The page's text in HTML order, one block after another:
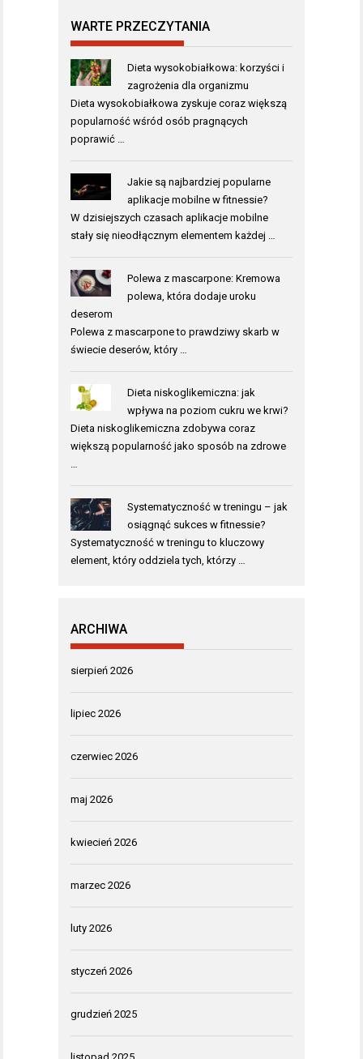
WARTE PRZECZYTANIA
Dieta wysokobiałkowa: korzyści i
zagrożenia dla organizmu
Dieta wysokobiałkowa zyskuje coraz większą
popularność wśród osób pragnących
poprawić …
Jakie są najbardziej popularne
aplikacje mobilne w fitnessie?
W dzisiejszych czasach aplikacje mobilne
stały się nieodłącznym elementem każdej …
Polewa z mascarpone: Kremowa
polewa, która dodaje uroku
deserom
Polewa z mascarpone to prawdziwy skarb w
świecie deserów, który …
Dieta niskoglikemiczna: jak
wpływa na poziom cukru we krwi?
Dieta niskoglikemiczna zdobywa coraz
większą popularność jako sposób na zdrowe
Systematyczność w treningu – jak
osiągnąć sukces w fitnessie?
Systematyczność w treningu to kluczowy
element, który oddziela tych, którzy …
ARCHIWA
sierpień 2026
lipiec 2026
czerwiec 2026
maj 2026
kwiecień 2026
marzec 2026
luty 2026
styczeń 2026
grudzień 2025